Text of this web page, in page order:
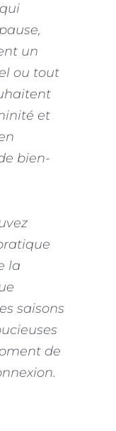
un
ou tout
et
bien-
la
saisons
de